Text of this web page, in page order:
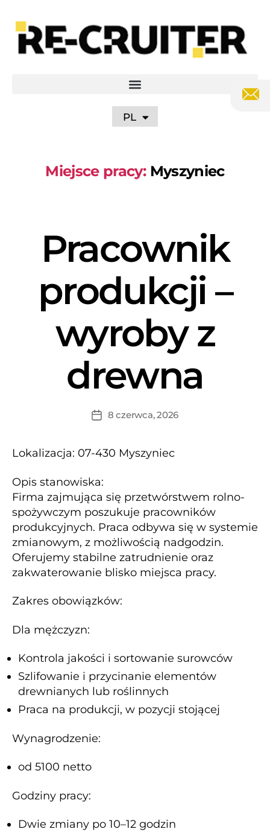
PL
EN
UA
RU
Miejsce pracy: Myszyniec
Pracownik
produkcji –
wyroby z
drewna
8 czerwca, 2026
Lokalizacja: 07-430 Myszyniec
Opis stanowiska:
Firma zajmująca się przetwórstwem rolno-
spożywczym poszukuje pracowników
produkcyjnych. Praca odbywa się w systemie
zmianowym, z możliwością nadgodzin.
Oferujemy stabilne zatrudnienie oraz
zakwaterowanie blisko miejsca pracy.
Zakres obowiązków:
Dla mężczyzn:
Kontrola jakości i sortowanie surowców
Szlifowanie i przycinanie elementów
drewnianych lub roślinnych
Praca na produkcji, w pozycji stojącej
Wynagrodzenie:
od 5100 netto
Godziny pracy:
Dwie zmiany po 10–12 godzin